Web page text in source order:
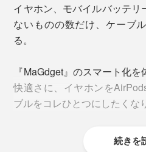
折りたためば、コロンと丸い
を固定できる、安定感のある
MagSafe対応のiPhnoeなら
でピタッと簡単吸着。
ヒンジ部分は両側からネジ留
スタンドの高さや角度は、
決めたらしっかり固定。
イヤホン、モバイルバッテ
ないものの数だけ、ケーブ
る。
『MaGdget』のスマート化
快適さに、イヤホンを
ブルをコレひとつにしたくな
続きを